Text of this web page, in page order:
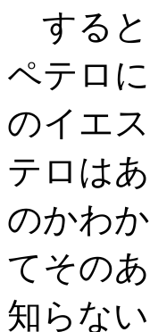
すると
ペテロ
のイエ
テロは
のかわ
てその
知らな